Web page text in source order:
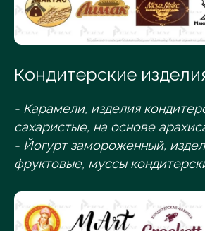
Кондитерские
- Карамели, изделия
сахаристые, на основе
- Йогурт замороженный,
фруктовые, муссы